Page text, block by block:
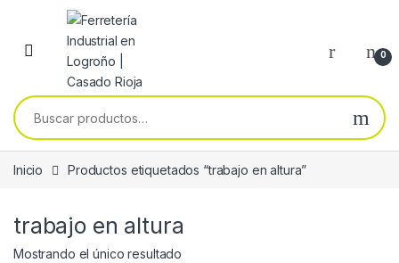
Skip to navigation
Skip to content
0
Buscar por:
Inicio Productos etiquetados “trabajo en altura”
trabajo en altura
Mostrando el único resultado